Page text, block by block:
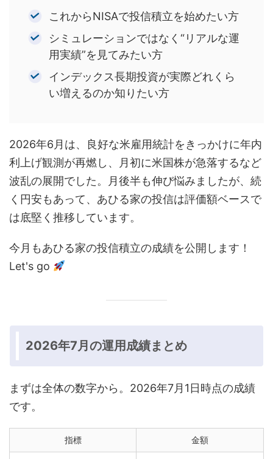
これからNISAで投信積立を始めたい方
シミュレーションではなく“リアルな運
用実績”を見てみたい方
インデックス長期投資が実際どれくら
い増えるのか知りたい方
2026年6月は、良好な米雇用統計をきっかけに年内
利上げ観測が再燃し、月初に米国株が急落するなど
波乱の展開でした。月後半も伸び悩みましたが、続
く円安もあって、あひる家の投信は評価額ベースで
は底堅く推移しています。
今月もあひる家の投信積立の成績を公開します！
Let's go
2026年7月の運用成績まとめ
まずは全体の数字から。2026年7月1日時点の成績
です。
指標 金額